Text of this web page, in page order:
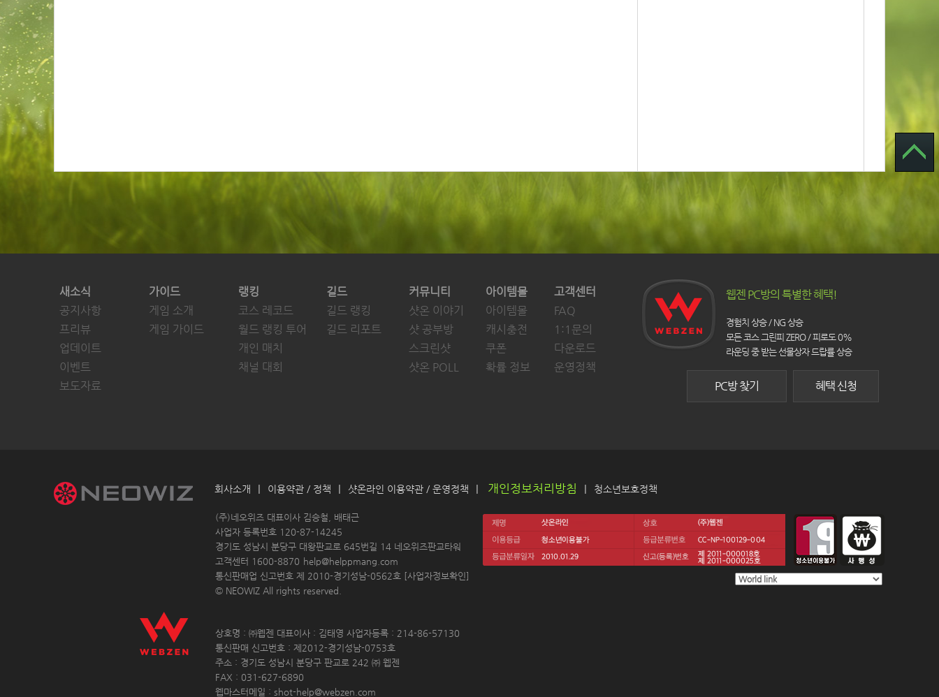
새소식
공지사항
프리뷰
업데이트
이벤트
보도자료
가이드
게임 소개
게임 가이드
랭킹
코스 레코드
월드 랭킹 투어
개인 매치
채널 대회
길드
길드 랭킹
길드 리포트
커뮤니티
샷온 이야기
샷 공부방
스크린샷
샷온 POLL
아이템몰
아이템몰
캐시충전
쿠폰
확률 정보
고객센터
FAQ
1:1문의
다운로드
운영정책
웹젠 PC방의 특별한 혜택!
경험치 상승 / NG 상승
모든 코스 그린피 ZERO / 피로도 0%
라운딩 중 받는 선물상자 드랍률 상승
혜택 신청
PC방 찾기
회사소개 | 이용약관 / 정책 | 샷온라인 이용약관 / 운영정책 | 개인정보처리방침 | 청소년보호정책
(주)네오위즈 대표이사 김승철, 배태근
사업자 등록번호 120-87-14245
경기도 성남시 분당구 대왕판교로 645번길 14 네오위즈판교타워
고객센터 1600-8870 help@helppmang.com
통신판매업 신고번호 제 2010-경기성남-0562호 [사업자정보확인]
© NEOWIZ All rights reserved.
상호명 : ㈜웹젠 대표이사 : 김태영 사업자등록 : 214-86-57130
통신판매 신고번호 : 제2012-경기성남-0753호
주소 : 경기도 성남시 분당구 판교로 242 ㈜ 웹젠
FAX : 031-627-6890
웹마스터메일 : shot-help@webzen.com